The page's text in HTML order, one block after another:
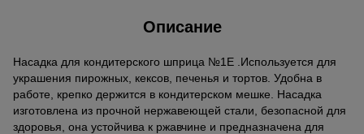
Описание
Насадка для кондитерского шприца №1Е .Используется для
украшения пирожных, кексов, печенья и тортов. Удобна в
работе, крепко держится в кондитерском мешке. Насадка
изготовлена из прочной нержавеющей стали, безопасной для
здоровья, она устойчива к ржавчине и предназначена для